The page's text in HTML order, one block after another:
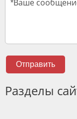
Отправить
Разделы